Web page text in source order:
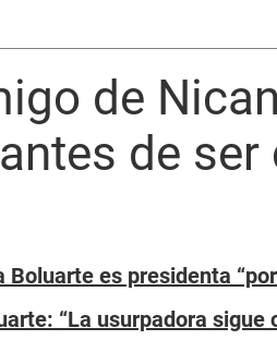
de
de ser
es presidenta
“La usurpadora sigue